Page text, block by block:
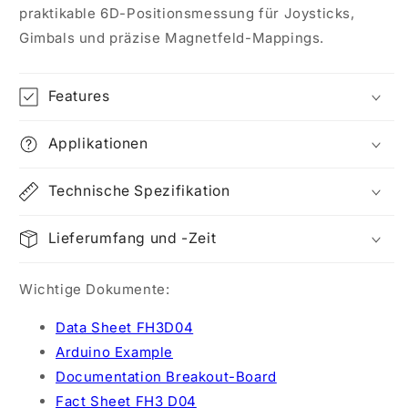
praktikable 6D-Positionsmessung für Joysticks,
Gimbals und präzise Magnetfeld-Mappings.
Features
Applikationen
Technische Spezifikation
Lieferumfang und -Zeit
Wichtige Dokumente:
Data Sheet FH3D04
Arduino Example
Documentation Breakout-Board
Fact Sheet FH3 D04